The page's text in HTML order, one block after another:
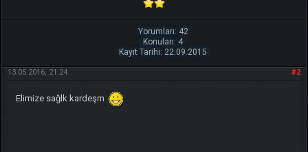
Yorumları: 42
Konuları: 4
Kayıt Tarihi: 22.09.2015
#2
13.05.2016, 21:24
Elimize sağlk kardeşm